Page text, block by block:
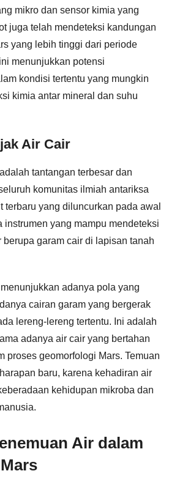
mikro dan sensor kimia yang
juga telah mendeteksi kandungan
yang lebih tinggi dari periode
menunjukkan potensi
kondisi tertentu yang mungkin
kimia antar mineral dan suhu
Air Cair
tantangan terbesar dan
komunitas ilmiah antariksa
terbaru yang diluncurkan pada awal
instrumen yang mampu mendeteksi
berupa garam cair di lapisan tanah
adanya pola yang
cairan garam yang bergerak
lereng-lereng tertentu. Ini adalah
adanya air cair yang bertahan
proses geomorfologi Mars. Temuan
baru, karena kehadiran air
kehidupan mikroba dan
Air dalam